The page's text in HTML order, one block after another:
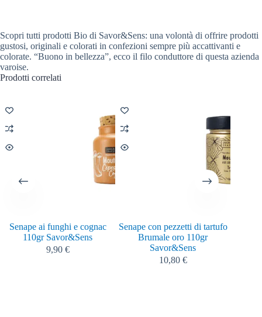
Scopri tutti prodotti Bio di Savor&Sens: una volontà di offrire prodotti
gustosi, originali e colorati in confezioni sempre più accattivanti e
colorate. “Buono in bellezza”, ecco il filo conduttore di questa azienda
varoise.
Prodotti correlati
Senape ai funghi e cognac
110gr Savor&Sens
9,90 €
Senape con pezzetti di tartufo
Brumale oro 110gr
Savor&Sens
10,80 €